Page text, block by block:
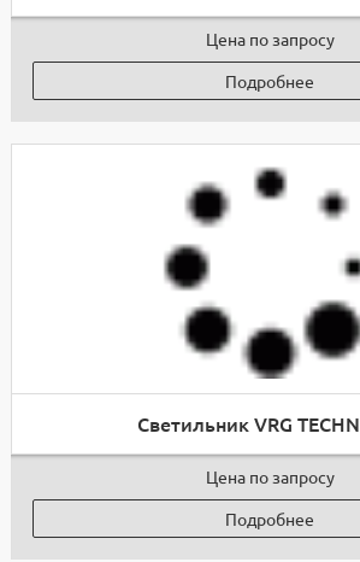
Цена по запросу
Подробнее
Светильник VRG
Цена по запросу
Подробнее